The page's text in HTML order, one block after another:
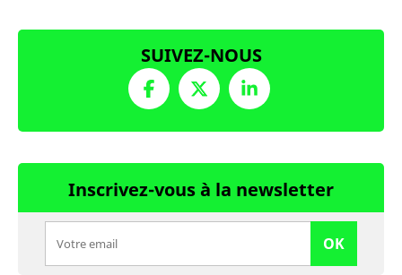
SUIVEZ-NOUS
Inscrivez-vous à la newsletter
OK